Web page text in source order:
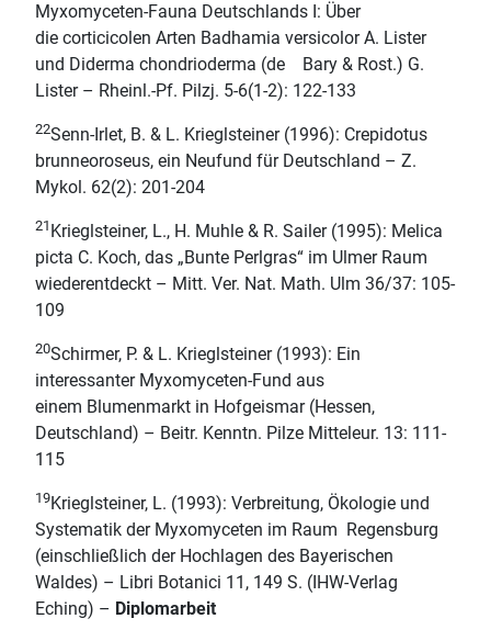
Myxomyceten-Fauna Deutschlands I: Über
die corticicolen Arten Badhamia versicolor A. Lister
und Diderma chondrioderma (de Bary & Rost.) G.
Lister – Rheinl.-Pf. Pilzj. 5-6(1-2): 122-133
22Senn-Irlet, B. & L. Krieglsteiner (1996): Crepidotus
brunneoroseus, ein Neufund für Deutschland – Z.
Mykol. 62(2): 201-204
21 Krieglsteiner, L., H. Muhle & R. Sailer (1995): Melica
picta C. Koch, das „Bunte Perlgras“ im Ulmer Raum
wiederentdeckt – Mitt. Ver. Nat. Math. Ulm 36/37: 105-
109
20Schirmer, P. & L. Krieglsteiner (1993): Ein
interessanter Myxomyceten-Fund aus
einem Blumenmarkt in Hofgeismar (Hessen,
Deutschland) – Beitr. Kenntn. Pilze Mitteleur. 13: 111-
115
19Krieglsteiner, L. (1993): Verbreitung, Ökologie und
Systematik der Myxomyceten im Raum Regensburg
(einschließlich der Hochlagen des Bayerischen
Waldes) – Libri Botanici 11, 149 S. (IHW-Verlag
Eching) – Diplomarbeit